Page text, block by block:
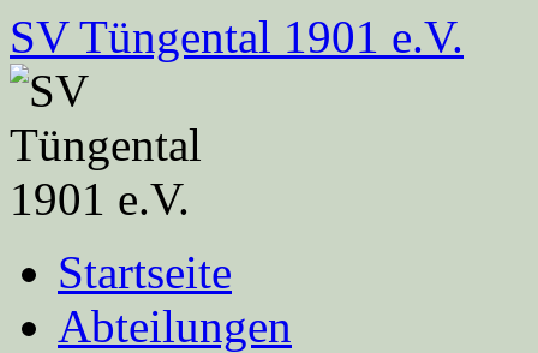
Zum
Inhalt
springen
SV Tüngental 1901 e.V.
Startseite
Abteilungen